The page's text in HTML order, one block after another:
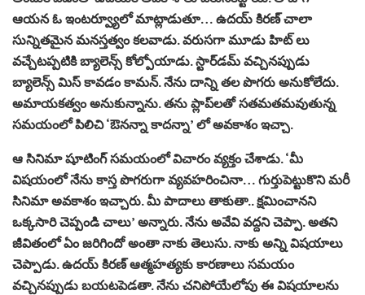
ఆయన ఓ ఇంటర్వ్యూలో మాట్లాడుతూ… ఉదయ్ కిరణ్ చాలా
సున్నితమైన మనస్తత్వం కలవాడు. వరుసగా మూడు హిట్ లు
వచ్చేటప్పటికి బ్యాలెన్స్ కోల్పోయాడు. స్టార్‌డమ్‌ వచ్చినప్పుడు
బ్యాలెన్స్‌ మిస్‌ కావడం కామన్‌. నేను దాన్ని తల పొగరు అనుకోలేదు.
అమాయకత్వం అనుకున్నాను. తను ప్లాప్‌లతో సతమతమవుతున్న
సమయంలో పిలిచి ‘ఔనన్నా కాదన్నా’ లో అవకాశం ఇచ్చా.
ఆ సినిమా షూటింగ్‌ సమయంలో విచారం వ్యక్తం చేశాడు. ‘మీ
విషయంలో నేను కాస్త పొగరుగా వ్యవహరించినా… గుర్తుపెట్టుకొని మరీ
సినిమా అవకాశం ఇచ్చారు. మీ పాదాలు తాకుతా.. క్షమించానని
ఒక్కసారి చెప్పండి చాలు’ అన్నారు. నేను అవేవి వద్దని చెప్పా. అతని
జీవితంలో ఏం జరిగిందో అంతా నాకు తెలుసు. నాకు అన్ని విషయాలు
చెప్పాడు. ఉదయ్‌ కిరణ్‌ ఆత్మహత్యకు కారణాలు సమయం
వచ్చినప్పుడు బయటపెడతా. నేను చనిపోయేలోపు ఈ విషయాలను